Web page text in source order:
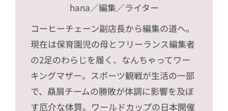
hana／編集／ライター
コーヒーチェーン副店長から編集の道へ。
現在は保育園児の母とフリーランス編集者
の2足のわらじを履く、なんちゃってワー
キングマザー。スポーツ観戦が生活の一部
で、贔屓チームの勝敗が体調に影響を及ぼ
す厄介な体質。ワールドカップの日本開催